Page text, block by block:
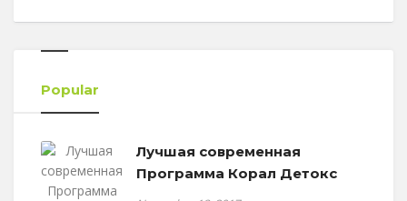
Popular
Лучшая современная
Программа Корал Детокс